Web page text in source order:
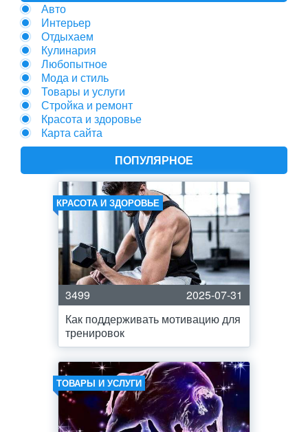
Авто
Интерьер
Отдыхаем
Кулинария
Любопытное
Мода и стиль
Товары и услуги
Стройка и ремонт
Красота и здоровье
Карта сайта
ПОПУЛЯРНОЕ
КРАСОТА И ЗДОРОВЬЕ
3499
2025-07-31
Как поддерживать мотивацию для
тренировок
ТОВАРЫ И УСЛУГИ